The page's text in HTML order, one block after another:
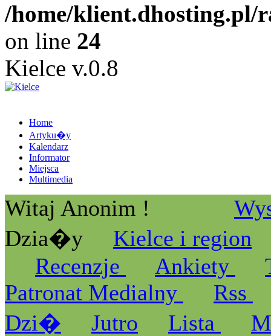
/home/klient.dhosting.pl/
on line 24
Kielce v.0.8
Home
Artyku�y
Kalendarz
Informator
Miejsca
Multimedia
Witaj Anonim !
Dzia�y
Kielce i region
Recenzje
Ankiety
Patronat Medialny
Rss
Dzi�
Jutro Lista